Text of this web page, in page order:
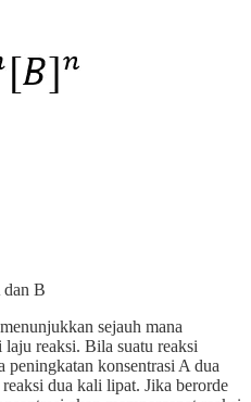
dan B
sejauh mana
laju reaksi. Bila suatu reaksi
peningkatan konsentrasi A dua
dua kali lipat. Jika berorde